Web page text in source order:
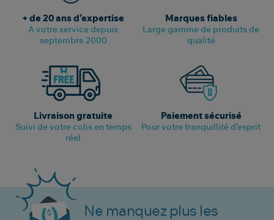
+ de 20 ans d’expertise
A votre service depuis
septembre 2000
Marques fiables
Large gamme de produits de
qualité
Livraison gratuite
Suivi de votre colis en temps
réel
Paiement sécurisé
Pour votre tranquillité d’esprit
Ne manquez plus les